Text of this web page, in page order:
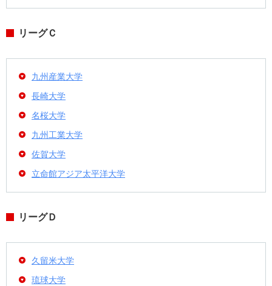
リーグＣ
九州産業大学
長崎大学
名桜大学
九州工業大学
佐賀大学
立命館アジア太平洋大学
リーグＤ
久留米大学
琉球大学